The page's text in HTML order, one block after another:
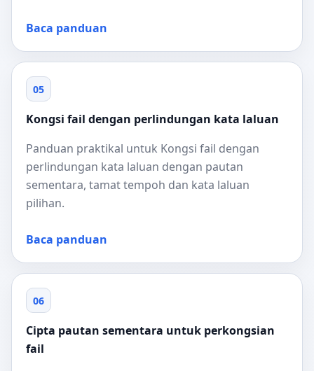
Baca panduan
05
Kongsi fail dengan perlindungan kata laluan
Panduan praktikal untuk Kongsi fail dengan
perlindungan kata laluan dengan pautan
sementara, tamat tempoh dan kata laluan
pilihan.
Baca panduan
06
Cipta pautan sementara untuk perkongsian
fail